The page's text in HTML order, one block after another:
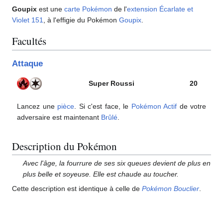
Goupix est une carte Pokémon de l'extension Écarlate et
Violet 151
, à l'effigie du Pokémon Goupix
Facultés
Attaque
Super Roussi 20
Lancez une pièce . Si c'est face, le Pokémon Actif de votre
adversaire est maintenant Brûlé
Description du Pokémon
Avec l'âge, la fourrure de ses six queues devient de plus en
plus belle et soyeuse. Elle est chaude au toucher.
Cette description est identique à celle de Pokémon Bouclier.